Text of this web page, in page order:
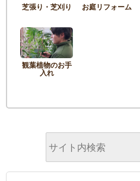
芝張り・芝刈り お庭リフォーム
観葉植物のお手
入れ